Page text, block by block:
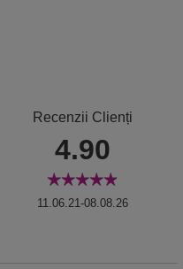
Recenzii Clienți
4.90
11.06.21-08.08.26